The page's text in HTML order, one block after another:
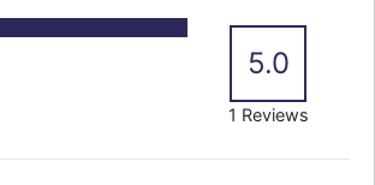
5.0
1 Reviews